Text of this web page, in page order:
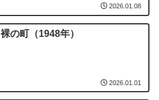
2026.01.08
裸の町（1948年）
2026.01.01